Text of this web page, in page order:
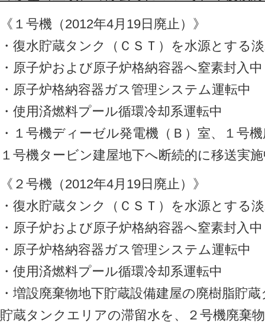
《１号機（2012年4月19日廃止）》
・復水貯蔵タンク（ＣＳＴ）を水源とする
・原子炉および原子炉格納容器へ窒素封入中
・原子炉格納容器ガス管理システム運転中
・使用済燃料プール循環冷却系運転中
・１号機ディーゼル発電機（Ｂ）室、１号
１号機タービン建屋地下へ断続的に移送実
《２号機（2012年4月19日廃止）》
・復水貯蔵タンク（ＣＳＴ）を水源とする
・原子炉および原子炉格納容器へ窒素封入中
・原子炉格納容器ガス管理システム運転中
・使用済燃料プール循環冷却系運転中
・増設廃棄物地下貯蔵設備建屋の廃樹脂貯
貯蔵タンクエリアの滞留水を、２号機廃棄